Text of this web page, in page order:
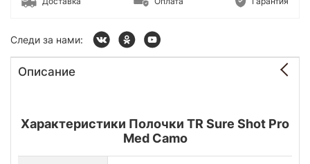
Следи за нами:
Описание
Характеристики Полочки TR Sure Shot Pro
Med Camo